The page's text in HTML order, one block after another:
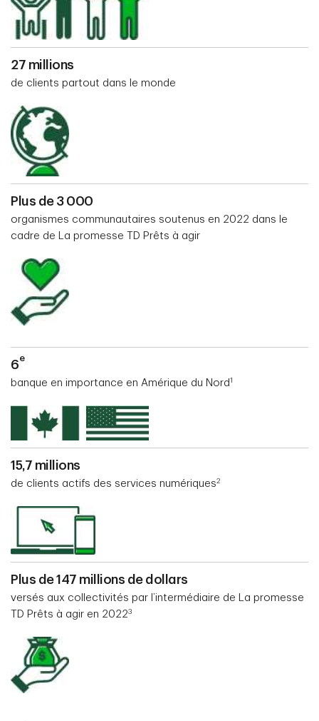
27 millions
de clients partout dans le monde
Plus de 3 000
organismes communautaires soutenus en 2022 dans le
cadre de La promesse TD Prêts à agir
6e
banque en importance en Amérique du Nord 1
15,7 millions
de clients actifs des services numériques2
Plus de 147 millions de dollars
versés aux collectivités par l’intermédiaire de La promesse
TD Prêts à agir en 20223